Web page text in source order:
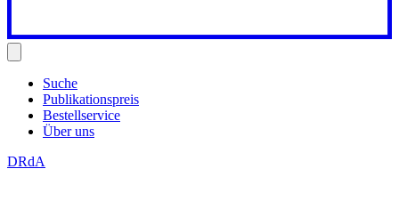
Suche
Publikationspreis
Bestellservice
Über uns
DRdA